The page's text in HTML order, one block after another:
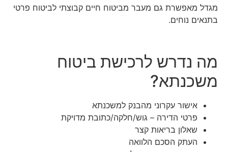
מגדל מאפשרת גם מעבר מביטוח חיים קבוצתי לביטוח פרטי
בתנאים נוחים.
מה נדרש לרכישת ביטוח
משכנתא?
אישור עקרוני מהבנק למשכנתא
פרטי הדירה – גוש/חלקה/כתובת מדויקת
שאלון בריאות קצר
העתק הסכם הלוואה